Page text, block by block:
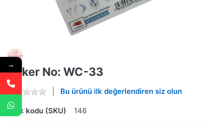
Stiker No: WC-33
Bu ürünü ilk değerlendiren siz olun
Stok kodu (SKU) 146
→